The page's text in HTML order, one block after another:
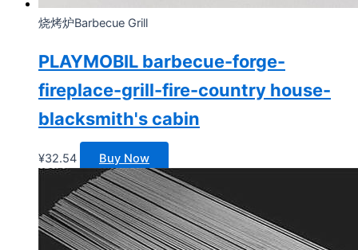
烧烤炉Barbecue Grill
PLAYMOBIL barbecue-forge-
fireplace-grill-fire-country house-
blacksmith's cabin
¥32.54 Buy Now